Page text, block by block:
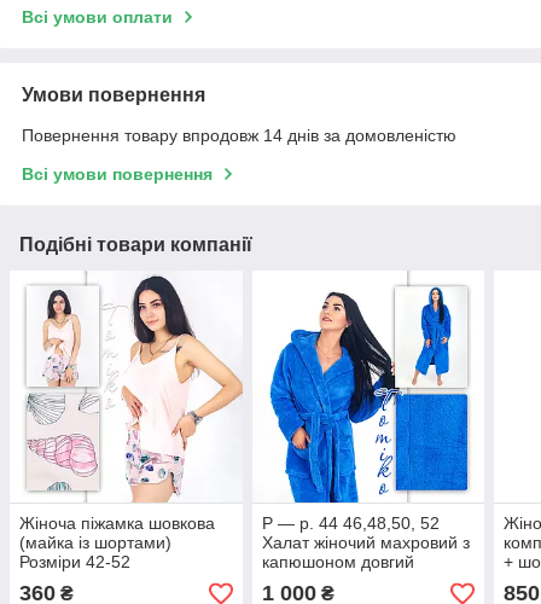
Всі умови оплати
Умови повернення
Повернення товару впродовж 14 днів за домовленістю
Всі умови повернення
Подібні товари компанії
Жіноча піжамка шовкова
(майка із шортами)
Розміри 42-52
360 ₴
Р — р. 44 46,48,50, 52
Халат жіночий махровий з
капюшоном довгий
волошка. Туреччина
1 000₴
+
850